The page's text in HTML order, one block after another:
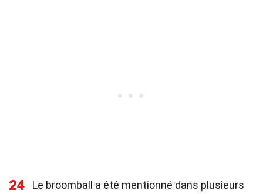
24
Le broomball a été mentionné dans plusieurs